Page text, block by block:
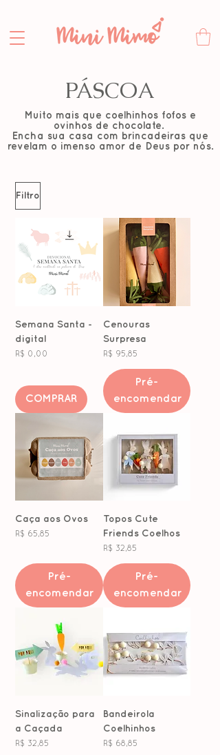
PÁSCOA
Muito mais que coelhinhos fofos e
ovinhos de chocolate.
Encha sua casa com brincadeiras que
revelam o imenso amor de Deus por nós.
Filtro
Semana Santa -
digital
Preço
R$ 0,00
COMPRAR
Cenouras
Surpresa
Preço
R$ 95,85
Pré-
encomendar
Caça aos Ovos
Preço
R$ 65,85
Pré-
encomendar
Topos Cute
Friends Coelhos
Preço
R$ 32,85
Pré-
encomendar
Sinalização para
a Caçada
Preço
R$ 32,85
Bandeirola
Coelhinhos
Preço
R$ 68,85